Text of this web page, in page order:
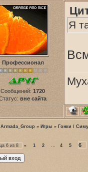
Профессионал
Сообщений: 1720
вне сайта
Я
» Игры » Гонки /
6 из 8 « 1 2 … 4 5 6